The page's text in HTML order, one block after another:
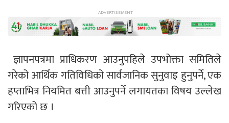
ज्ञापनपत्रमा प्राधिकरण आउनुपहिले उपभोक्ता समितिले
गरेको आर्थिक गतिविधिको सार्वजानिक सुनुवाइ हुनुपर्ने, एक
हप्ताभित्र नियमित बत्ती आउनुपर्ने लगायतका विषय उल्लेख
गरिएको छ ।